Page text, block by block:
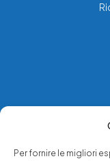
Per fornire le migliori